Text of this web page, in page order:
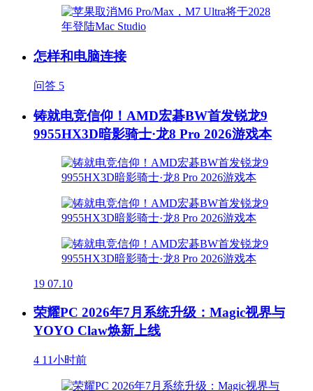
怎样和电脑连接
问答 5
铸就电竞信仰！AMD宏碁BW首发锐龙9
9955HX3D暗影骑士·龙8 Pro 2026游戏本
19 07.10
荣耀PC 2026年7月系统升级：Magic视界与
YOYO Claw焕新上线
4 11小时前